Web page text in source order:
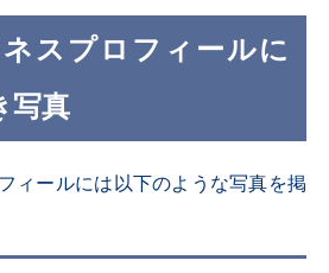
スプロフィールに
写真
ィールには以下のような写真を掲